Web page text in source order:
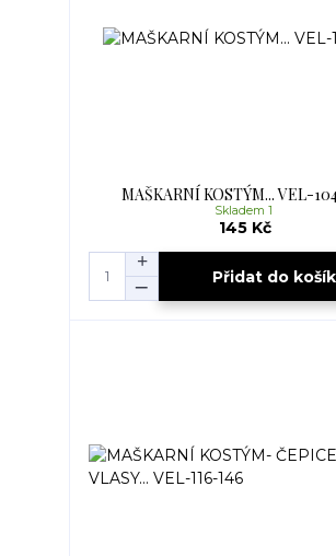
MAŠKARNÍ KOSTÝM... VEL-
145 Kč
Skladem 1
Přidat do